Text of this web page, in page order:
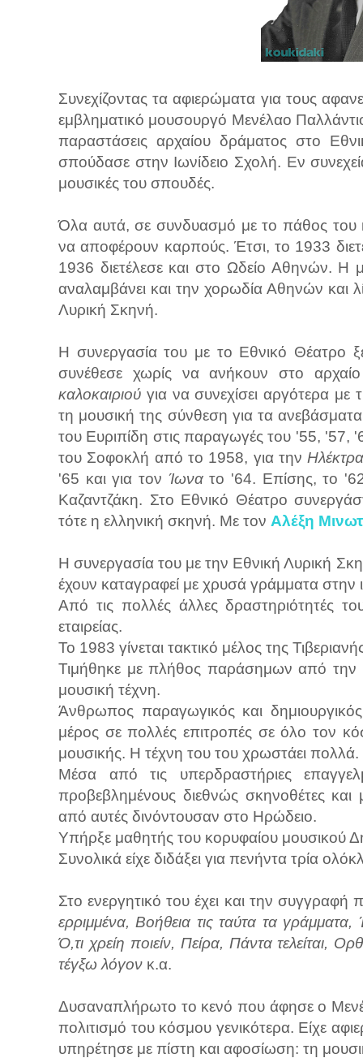
Συνεχίζοντας τα αφιερώματα για τους
εμβληματικό μουσουργό Μενέλαο
παραστάσεις αρχαίου δράματος στο
σπούδασε στην Ιωνίδειο Σχολή. Εν
μουσικές του σπουδές.
Όλα αυτά, σε συνδυασμό με το πάθος
να αποφέρουν καρπούς. Έτσι, το 1933
1936 διετέλεσε και στο Ωδείο Αθηνών. Η
αναλαμβάνει και την χορωδία Αθηνών και
Λυρική Σκηνή.
Η συνεργασία του με το Εθνικό Θέατρο
συνέθεσε χωρίς να ανήκουν στο
καλοκαιριού για να συνεχίσει αργότερα
τη μουσική της σύνθεση για τα
του Ευριπίδη στις παραγωγές του '55, '57,
του Σοφοκλή από το 1958, για την Ηλέκτρα
'65 και για τον Ίωνατο '64. Επίσης, το
Καζαντζάκη. Στο Εθνικό Θέατρο
τότε η ελληνική σκηνή. Με τον Αλέξη
Η συνεργασία του με την Εθνική Λυρική
έχουν καταγραφεί με χρυσά γράμματα στην
Από τις πολλές άλλες δραστηριότητές
εταιρείας.
Το 1983 γίνεται τακτικό μέλος της
Τιμήθηκε με πλήθος παράσημων από την
μουσική τέχνη.
Άνθρωπος παραγωγικός και
μέρος σε πολλές επιτροπές σε όλο τον
μουσικής. Η τέχνη του του χρωστάει πολλά.
Μέσα από τις υπερδραστήριες
προβεβλημένους διεθνώς σκηνοθέτες
από αυτές δινόντουσαν στο Ηρώδειο.
Υπήρξε μαθητής του κορυφαίου μουσικού
Συνολικά είχε διδάξει για πενήντα τρία
Στο ενεργητικό του έχει και την
ερριμμένα, Βοήθεια τις ταύτα τα
Ό,τι χρείη ποιείν, Πείρα, Πάντα
τέγξω λόγον κ.α.
Δυσαναπλήρωτο το κενό που άφησε ο
πολιτισμό του κόσμου γενικότερα. Είχε
υπηρέτησε με πίστη και αφοσίωση: τη